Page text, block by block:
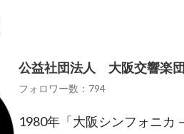
公益社団法人 大阪交響楽
フォロワー数：794
1980年「大阪シンフォニカ